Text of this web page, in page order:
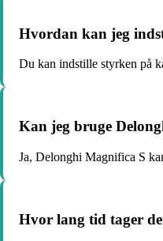
Hvordan kan jeg
Du kan indstille styrken på
Kan jeg bruge
Ja, Delonghi Magnifica S
Hvor lang tid tager